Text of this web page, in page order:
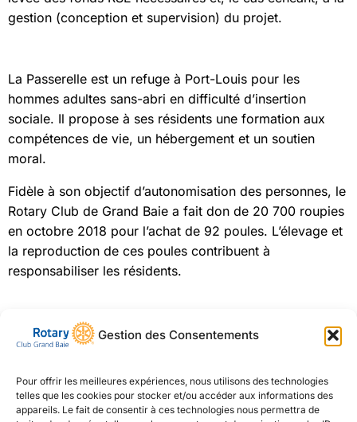
Gestion des Consentements
Pour offrir les meilleures expériences, nous utilisons des technologies
telles que les cookies pour stocker et/ou accéder aux informations des
appareils. Le fait de consentir à ces technologies nous permettra de
gestion (conception et supervision) du projet.
La Passerelle est un refuge à Port-Louis pour les
hommes adultes sans-abri en difficulté d’insertion
sociale. Il propose à ses résidents une formation aux
compétences de vie, un hébergement et un soutien
moral.
Fidèle à son objectif d’autonomisation des personnes, le
Rotary Club de Grand Baie a fait don de 20 700 roupies
en octobre 2018 pour l’achat de 92 poules. L’élevage et
la reproduction de ces poules contribuent à
responsabiliser les résidents.
Financement du projet :
Lam Po Tang :100 000 Rs